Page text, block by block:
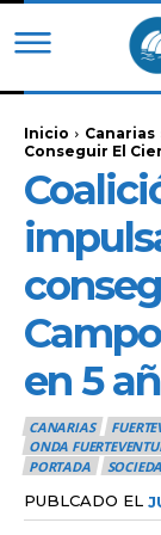
Inicio Canarias
Conseguir El
en 5
CANARIAS
ONDA
PORTADA
PUBLCADO EL